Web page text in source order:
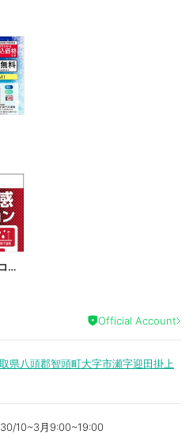
〈valborder〉遮熱冷感 ナイロンコンプレッション
Official Account
県八頭郡智頭町大字市瀬字迎田掛上
10~3月9:00~19:00